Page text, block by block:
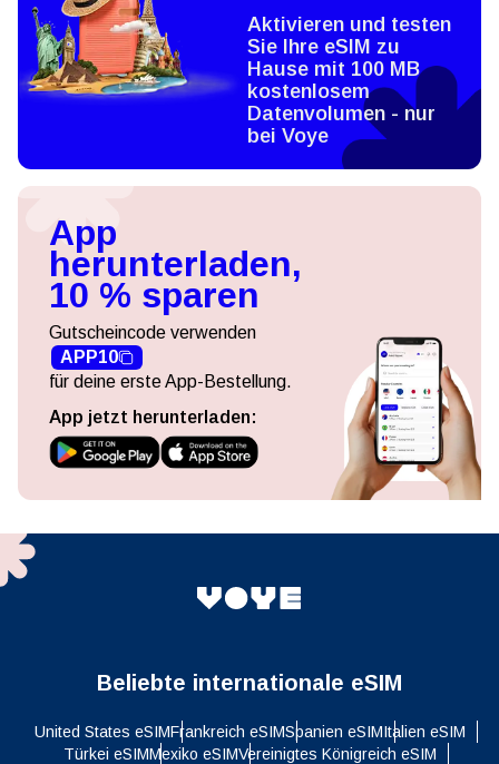
Aktivieren und testen
Sie Ihre eSIM zu
Hause mit 100 MB
kostenlosem
Datenvolumen - nur
bei Voye
App
herunterladen,
10 % sparen
Gutscheincode verwenden
APP10
für deine erste App-Bestellung.
App jetzt herunterladen:
Beliebte internationale eSIM
United States eSIMFrankreich eSIMSpanien eSIMItalien eSIM
Türkei eSIMMexiko eSIMVereinigtes Königreich eSIM